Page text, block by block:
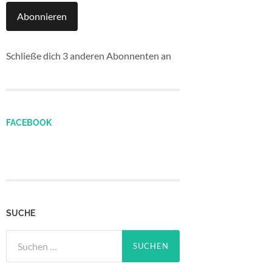
Abonnieren
Schließe dich 3 anderen Abonnenten an
FACEBOOK
SUCHE
nach: